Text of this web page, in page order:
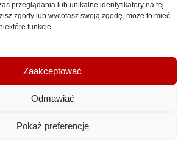
przeglądania lub unikalne identyfikatory na tej
zgody lub wycofasz swoją zgodę, może to mieć
funkcje.
Zaakceptować
Odmawiać
Pokaż preferencje
VYBO Electric Polska